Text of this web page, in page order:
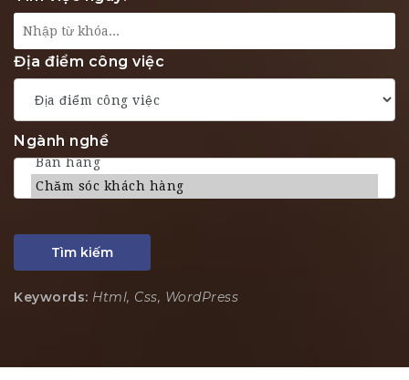
Địa điểm công việc
Ngành nghề
Tìm kiếm
Keywords: Html, Css, WordPress